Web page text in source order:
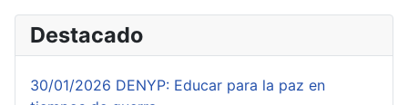
Destacado
30/01/2026 DENYP: Educar para la paz en